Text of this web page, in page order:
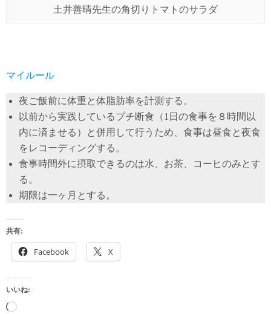
土井善晴先生の角切りトマトのサラダ
マイルール
夜ご飯前に体重と体脂肪率を計測する。
以前から実践しているプチ断食（1日の食事を８時間以
内に済ませる）と併用して行うため、食事は昼食と夜食
をレコーディングする。
食事時間外に摂取できるのは水、お茶、コーヒのみとす
る。
期限は一ヶ月とする。
共有:
Facebook X
いいね:
読